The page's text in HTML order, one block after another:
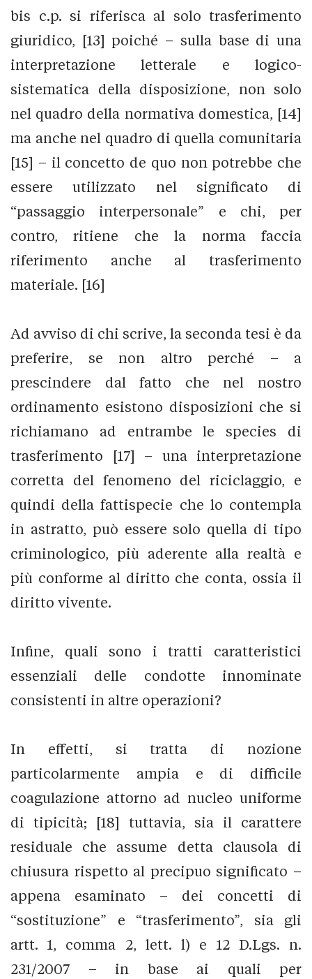
bis c.p. si riferisca al solo trasferimento
giuridico, [13] poiché – sulla base di una
interpretazione letterale e logico-
sistematica della disposizione, non solo
nel quadro della normativa domestica, [14]
ma anche nel quadro di quella comunitaria
[15] – il concetto de quo non potrebbe che
essere utilizzato nel significato di
“passaggio interpersonale” e chi, per
contro, ritiene che la norma faccia
riferimento anche al trasferimento
materiale. [16]
Ad avviso di chi scrive, la seconda tesi è da
preferire, se non altro perché – a
prescindere dal fatto che nel nostro
ordinamento esistono disposizioni che si
richiamano ad entrambe le species di
trasferimento [17] – una interpretazione
corretta del fenomeno del riciclaggio, e
quindi della fattispecie che lo contempla
in astratto, può essere solo quella di tipo
criminologico, più aderente alla realtà e
più conforme al diritto che conta, ossia il
diritto vivente.
Infine, quali sono i tratti caratteristici
essenziali delle condotte innominate
consistenti in altre operazioni?
In effetti, si tratta di nozione
particolarmente ampia e di difficile
coagulazione attorno ad nucleo uniforme
di tipicità; [18] tuttavia, sia il carattere
residuale che assume detta clausola di
chiusura rispetto al precipuo significato –
appena esaminato – dei concetti di
“sostituzione” e “trasferimento”, sia gli
artt. 1, comma 2, lett. l) e 12 D.Lgs. n.
231/2007 – in base ai quali per